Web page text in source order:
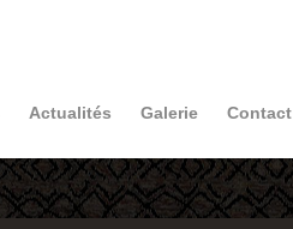
Actualités Galerie Contact